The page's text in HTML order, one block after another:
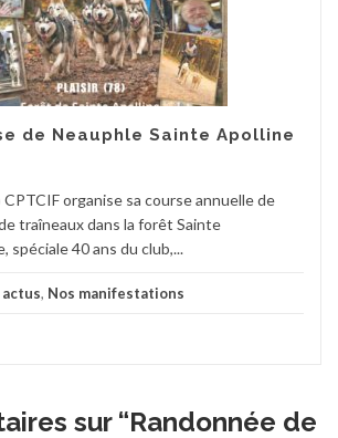
de Neauphle Sainte Apolline
CPTCIF organise sa course annuelle de
traîneaux dans la forêt Sainte
spéciale 40 ans du club,...
, Nos manifestations
sur “Randonnée de